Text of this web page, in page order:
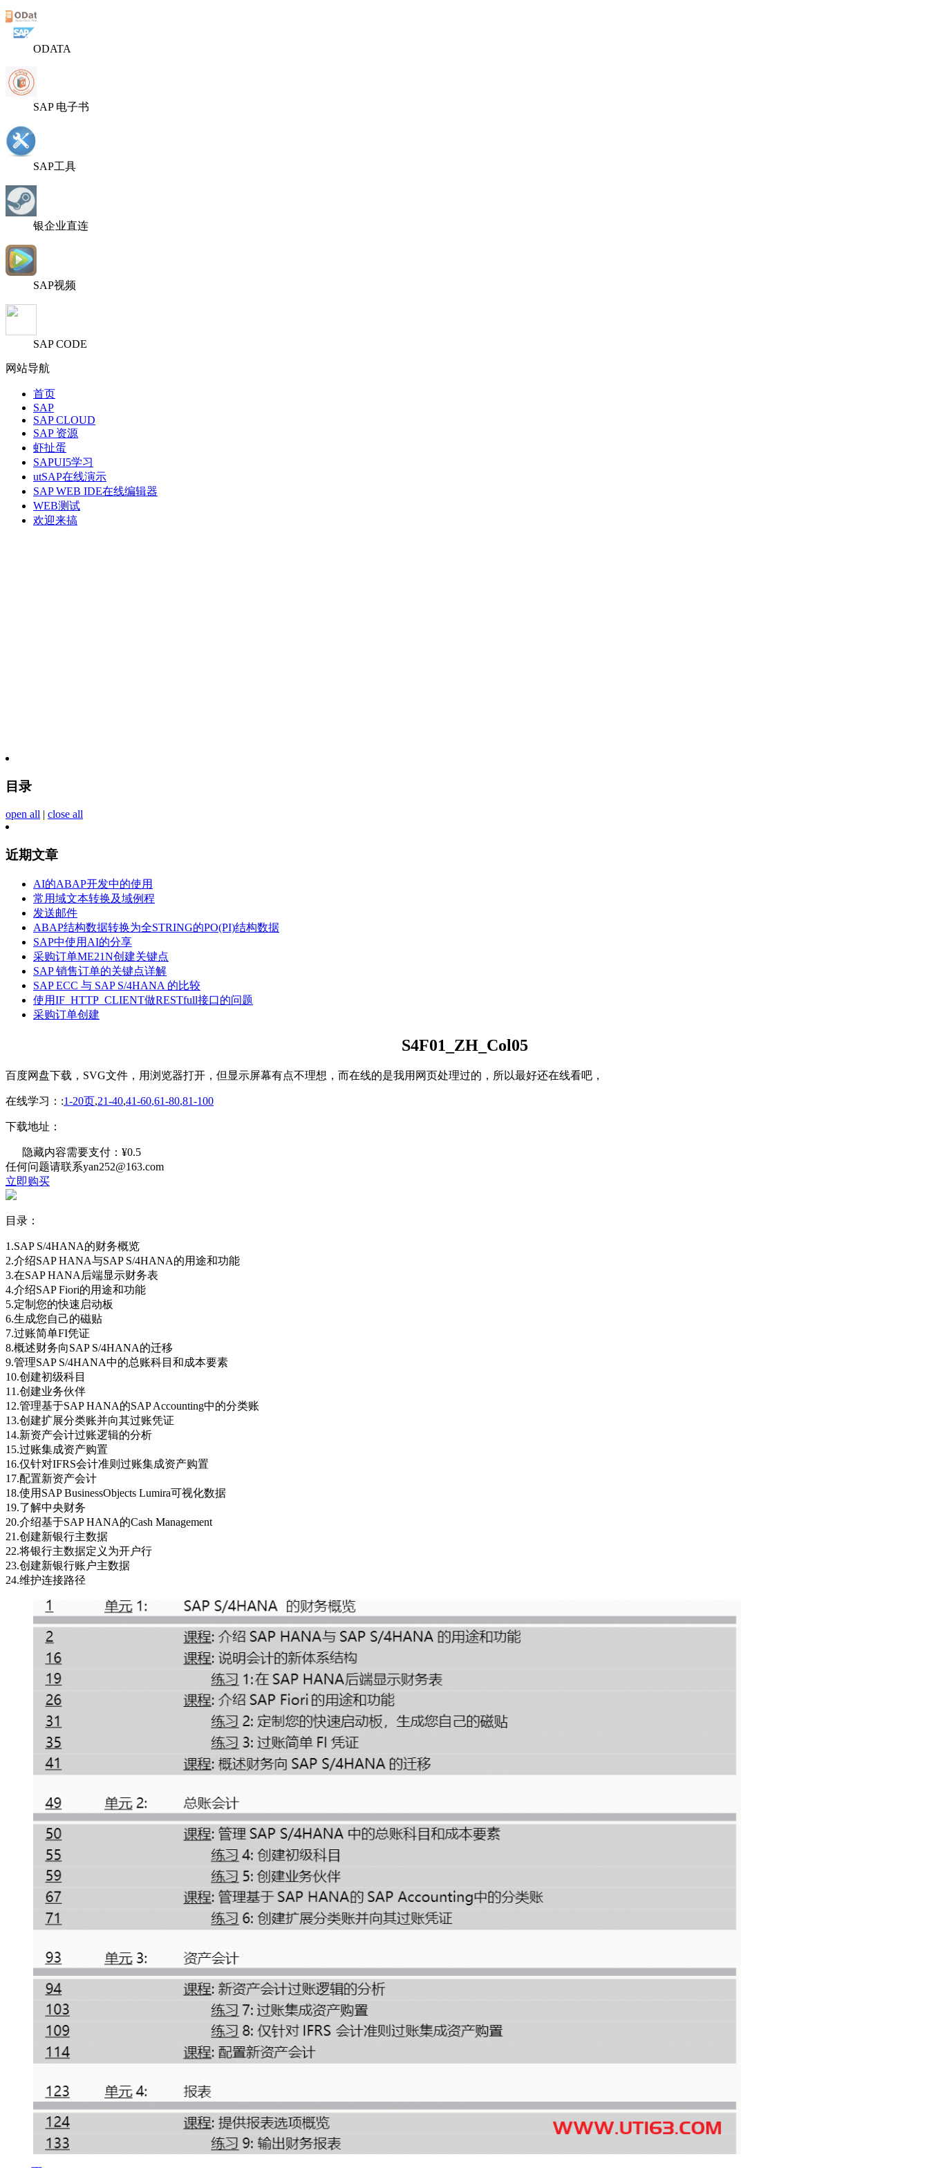
ODATA
SAP 电子书
SAP工具
银企业直连
SAP视频
SAP CODE
网站导航
首页
SAP
SAP CLOUD
SAP 资源
虾扯蛋
SAPUI5学习
utSAP在线演示
SAP WEB IDE在线编辑器
WEB测试
欢迎来搞
目录
open all | close all
近期文章
AI的ABAP开发中的使用
常用域文本转换及域例程
发送邮件
ABAP结构数据转换为全STRING的PO(PI)结构数据
SAP中使用AI的分享
采购订单ME21N创建关键点
SAP 销售订单的关键点详解
SAP ECC 与 SAP S/4HANA 的比较
使用IF_HTTP_CLIENT做RESTfull接口的问题
采购订单创建
S4F01_ZH_Col05
百度网盘下载，SVG文件，用浏览器打开，但显示屏幕有点不理想，而在线的是我用网页处理过的，所以最好还在线看吧，
在线学习：:1-20页,21-40,41-60,61-80,81-100
下载地址：
隐藏内容需要支付： ¥0.5
任何问题请联系yan252@163.com
立即购买
目录：
1.SAP S/4HANA的财务概览
2.介绍SAP HANA与SAP S/4HANA的用途和功能
3.在SAP HANA后端显示财务表
4.介绍SAP Fiori的用途和功能
5.定制您的快速启动板
6.生成您自己的磁贴
7.过账简单FI凭证
8.概述财务向SAP S/4HANA的迁移
9.管理SAP S/4HANA中的总账科目和成本要素
10.创建初级科目
11.创建业务伙伴
12.管理基于SAP HANA的SAP Accounting中的分类账
13.创建扩展分类账并向其过账凭证
14.新资产会计过账逻辑的分析
15.过账集成资产购置
16.仅针对IFRS会计准则过账集成资产购置
17.配置新资产会计
18.使用SAP BusinessObjects Lumira可视化数据
19.了解中央财务
20.介绍基于SAP HANA的Cash Management
21.创建新银行主数据
22.将银行主数据定义为开户行
23.创建新银行账户主数据
24.维护连接路径